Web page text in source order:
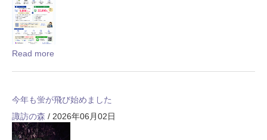
Read more
今年も蛍が飛び始めました
諏訪の森 / 2026年06月02日